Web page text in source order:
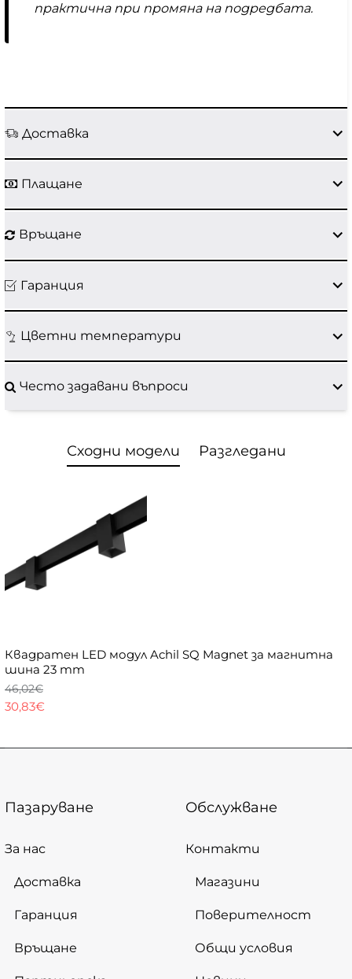
практична при промяна на подредбата.
Доставка
Плащане
Връщане
Гаранция
Цветни температури
Често задавани въпроси
Сходни модели Разгледани
Квадратен LED модул Achil SQ Magnet за магнитна
шина 23 mm
30,83€
46,02€
Пазаруване
За нас
Доставка
Гаранция
Връщане
Обслужване
Контакти
Магазини
Поверителност
Общи условия